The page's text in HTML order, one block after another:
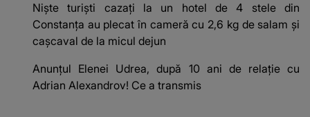
Niște turiști cazați la un hotel de 4 stele din
Constanța au plecat în cameră cu 2,6 kg de salam și
cașcaval de la micul dejun
Anunțul Elenei Udrea, după 10 ani de relație cu
Adrian Alexandrov! Ce a transmis